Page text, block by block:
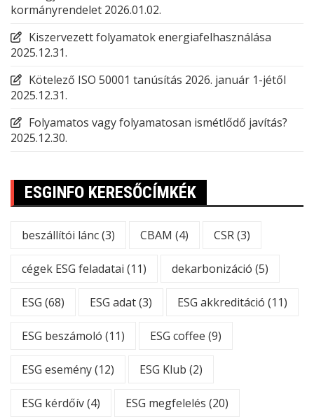
kormányrendelet 2026.01.02.
Kiszervezett folyamatok energiafelhasználása
2025.12.31.
Kötelező ISO 50001 tanúsítás 2026. január 1-jétől
2025.12.31.
Folyamatos vagy folyamatosan ismétlődő javítás?
2025.12.30.
ESGINFO KERESŐCÍMKÉK
beszállítói lánc(3) CBAM (4) CSR(3)
cégek ESG feladatai (11) dekarbonizáció (5)
ESG (68) ESG adat(3) ESG akkreditáció (11)
ESG beszámoló (11) ESG coffee (9)
ESG esemény(12) ESG Klub (2)
ESG kérdőív(4) ESG megfelelés (20)